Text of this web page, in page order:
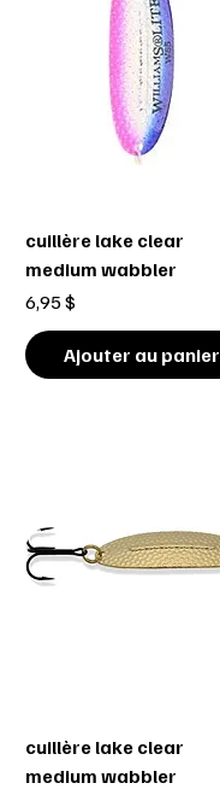
cuillère lake clear
medium wabbler
Prix
6,95 $
Ajouter au panier
cuillère lake clear
medium wabbler